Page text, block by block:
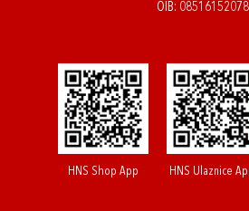
OIB: 08516152078
HNS Shop App HNS Ulaznice